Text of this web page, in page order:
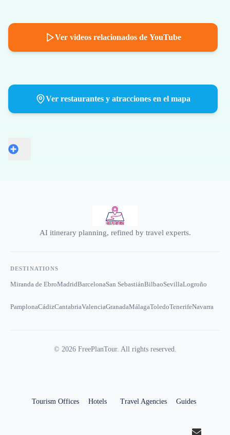
Ver videos relacionados de YouTube
Ver restaurantes y atracciones en el mapa
AI itinerary planning, refined by travel experts.
DESTINATIONS
Miranda de EbroMadridBarcelonaSan SebastiánBilbaoSevillaLogroño
PamplonaCádizCantabriaValenciaGranadaMálagaToledoTenerifeNavarra
© 2026FreePlanTour. All rights reserved.
Tourism Offices Hotels Travel Agencies Guides